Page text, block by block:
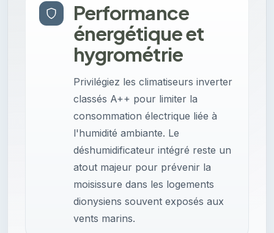
Performance
énergétique et
hygrométrie
Privilégiez les climatiseurs inverter
classés A++ pour limiter la
consommation électrique liée à
l'humidité ambiante. Le
déshumidificateur intégré reste un
atout majeur pour prévenir la
moisissure dans les logements
dionysiens souvent exposés aux
vents marins.